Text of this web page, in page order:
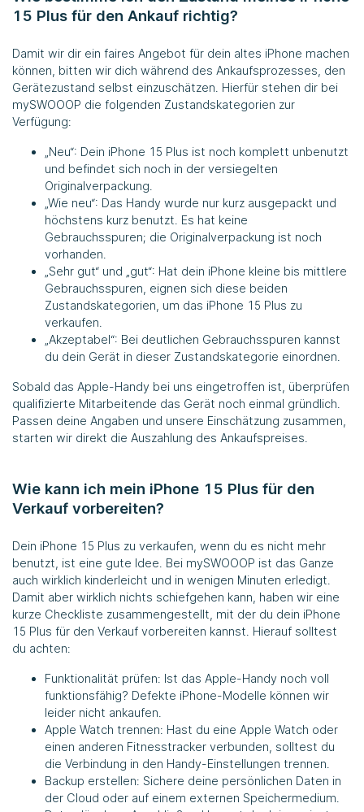
15 Plus für den Ankauf richtig?
Damit wir dir ein faires Angebot für dein altes iPhone machen
können, bitten wir dich während des Ankaufsprozesses, den
Gerätezustand selbst einzuschätzen. Hierfür stehen dir bei
mySWOOOP die folgenden Zustandskategorien zur
Verfügung:
„Neu“: Dein iPhone 15 Plus ist noch komplett unbenutzt
und befindet sich noch in der versiegelten
Originalverpackung.
„Wie neu“: Das Handy wurde nur kurz ausgepackt und
höchstens kurz benutzt. Es hat keine
Gebrauchsspuren; die Originalverpackung ist noch
vorhanden.
„Sehr gut“ und „gut“: Hat dein iPhone kleine bis mittlere
Gebrauchsspuren, eignen sich diese beiden
Zustandskategorien, um das iPhone 15 Plus zu
verkaufen.
„Akzeptabel“: Bei deutlichen Gebrauchsspuren kannst
du dein Gerät in dieser Zustandskategorie einordnen.
Sobald das Apple-Handy bei uns eingetroffen ist, überprüfen
qualifizierte Mitarbeitende das Gerät noch einmal gründlich.
Passen deine Angaben und unsere Einschätzung zusammen,
starten wir direkt die Auszahlung des Ankaufspreises.
Wie kann ich mein iPhone 15 Plus für den
Verkauf vorbereiten?
Dein iPhone 15 Plus zu verkaufen, wenn du es nicht mehr
benutzt, ist eine gute Idee. Bei mySWOOOP ist das Ganze
auch wirklich kinderleicht und in wenigen Minuten erledigt.
Damit aber wirklich nichts schiefgehen kann, haben wir eine
kurze Checkliste zusammengestellt, mit der du dein iPhone
15 Plus für den Verkauf vorbereiten kannst. Hierauf solltest
du achten:
Funktionalität prüfen: Ist das Apple-Handy noch voll
funktionsfähig? Defekte iPhone-Modelle können wir
leider nicht ankaufen.
Apple Watch trennen: Hast du eine Apple Watch oder
einen anderen Fitnesstracker verbunden, solltest du
die Verbindung in den Handy-Einstellungen trennen.
Backup erstellen: Sichere deine persönlichen Daten in
der Cloud oder auf einem externen Speichermedium.